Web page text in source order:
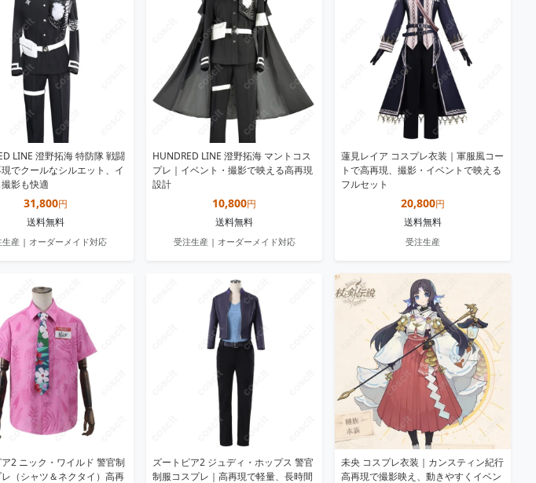
LINE 澄野拓海 特防隊 戦闘
でクールなシルエット、イ
影も快適
31,800円
送料無料
生産 | オーダーメイド対応
HUNDRED LINE 澄野拓海 マントコス
プレ｜イベント・撮影で映える高再現
設計
10,800円
送料無料
受注生産 | オーダーメイド対応
蓮見レイア コスプレ衣装｜軍服風コー
トで高再現、撮影・イベントで映える
フルセット
20,800円
送料無料
受注生産
2 ニック・ワイルド 警官制
（シャツ＆ネクタイ）高再
ズートピア2 ジュディ・ホップス 警官
制服コスプレ｜高再現で軽量、長時間
未央 コスプレ衣装｜カンスティン紀行
高再現で撮影映え、動きやすくイベン